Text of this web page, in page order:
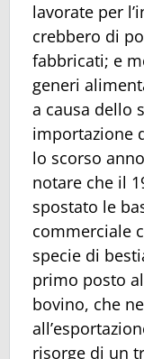
lavorate per
crebbero di
fabbricati; e
generi
a causa dello
importazione
lo scorso
notare che il
spostato le
commerciale
specie di
primo posto
bovino, che
risorge di un